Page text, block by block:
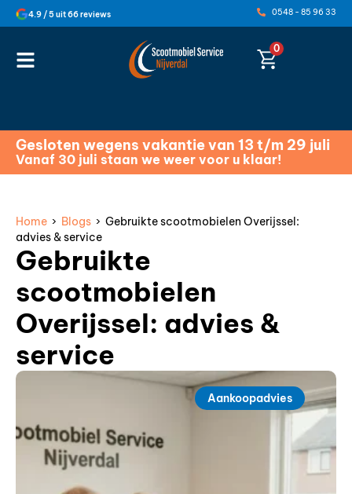
4.9 / 5 uit 66 reviews 0548 - 85 96 33
0
Gesloten wegens vakantie van 13 t/m 29 juli
Vanaf 30 juli staan we weer voor u klaar!
Home › Blogs › Gebruikte scootmobielen Overijssel:
advies & service
Gebruikte
scootmobielen
Overijssel: advies &
service
Aankoopadvies